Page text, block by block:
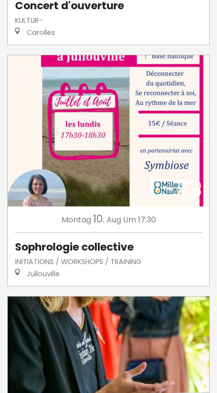
Concert d'ouverture
KULTUR-
Carolles
Montag 10. Aug Um 17:30
Sophrologie collective
INITIATIONS / WORKSHOPS / TRAINING
Jullouville